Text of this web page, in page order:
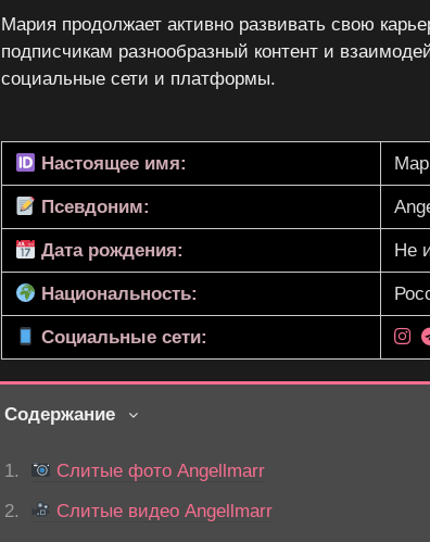
Мария продолжает активно развивать свою
подписчикам разнообразный контент и
социальные сети и платформы.
Настоящее имя:
Псевдоним:
Дата рождения: Не
Национальность:
Социальные сети:
Содержание
Слитые фото Angellmarr
Слитые видео Angellmarr